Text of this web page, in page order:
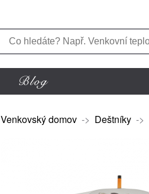
Venkovský domov -> Deštníky ->